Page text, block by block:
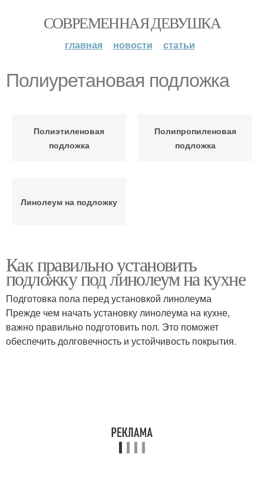
СОВРЕМЕННАЯ ДЕВУШКА
главная новости статьи
Полиуретановая подложка
Полиэтиленовая
подложка
Полипропиленовая
подложка
Линолеум на подложку
Как правильно установить
подложку под линолеум на кухне
Подготовка пола перед установкой линолеума
Прежде чем начать установку линолеума на кухне,
важно правильно подготовить пол. Это поможет
обеспечить долговечность и устойчивость покрытия.